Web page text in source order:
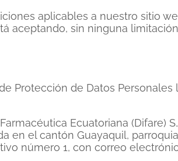
aplicables a nuestro sitio
aceptando, sin ninguna
Protección de Datos
Ecuatoriana (Difare)
en el cantón Guayaquil,
número 1, con correo